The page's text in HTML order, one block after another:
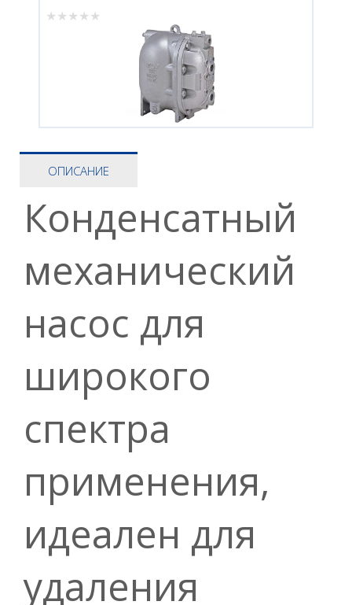
ОПИСАНИЕ
Конденсатный
механический
насос для
широкого
спектра
применения,
идеален для
удаления